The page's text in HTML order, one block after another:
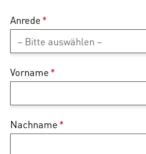
Anrede*
Vorname*
Nachname*